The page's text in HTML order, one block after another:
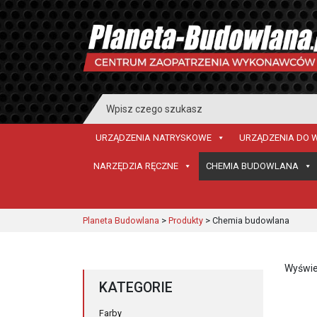
Search
for:
URZĄDZENIA NATRYSKOWE URZĄDZENIA DO
NARZĘDZIA RĘCZNE CHEMIA BUDOWLANA
Planeta Budowlana > Produkty > Chemia budowlana
KATEGORIE
Farby